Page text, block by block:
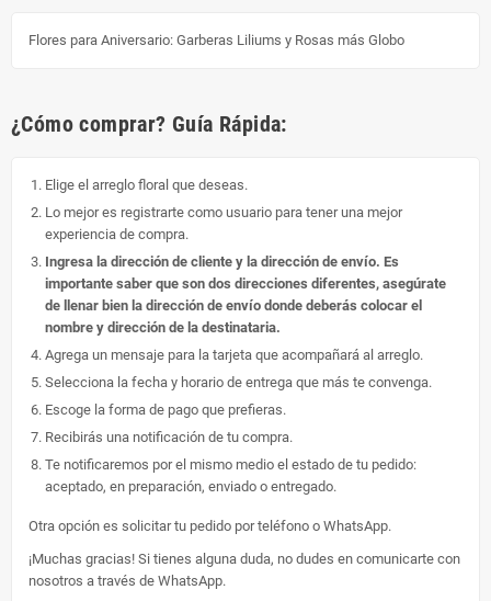
Flores para Aniversario: Garberas Liliums y Rosas más Globo
¿Cómo comprar? Guía Rápida:
Elige el arreglo floral que deseas.
Lo mejor es registrarte como usuario para tener una mejor
experiencia de compra.
Ingresa la dirección de cliente y la dirección de envío. Es
importante saber que son dos direcciones diferentes, asegúrate
de llenar bien la dirección de envío donde deberás colocar el
nombre y dirección de la destinataria.
Agrega un mensaje para la tarjeta que acompañará al arreglo.
Selecciona la fecha y horario de entrega que más te convenga.
Escoge la forma de pago que prefieras.
Recibirás una notificación de tu compra.
Te notificaremos por el mismo medio el estado de tu pedido:
aceptado, en preparación, enviado o entregado.
Otra opción es solicitar tu pedido por teléfono o WhatsApp.
¡Muchas gracias! Si tienes alguna duda, no dudes en comunicarte con
nosotros a través de WhatsApp.